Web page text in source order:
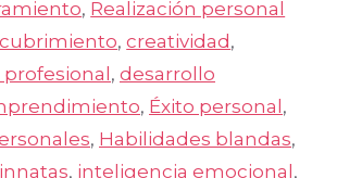
, Realización personal
,creatividad ,
, desarrollo
, Éxito personal ,
, Habilidades blandas,
, inteligencia emocional ,